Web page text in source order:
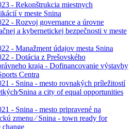
- Rekonštrukcia miestnych
v meste Snina
- Rozvoj governance a úrovne
a kybernetickej bezpečnosti v meste
- Manažment údajov mesta Snina
- Dotácia z Prešovského
kraja - Dofinancovanie výstavby
Centra
- Snina - mesto rovnakých príležitostí
a city of equal opportunities
- Snina - mesto pripravené na
zmenu ⁄ Snina - town ready for
change